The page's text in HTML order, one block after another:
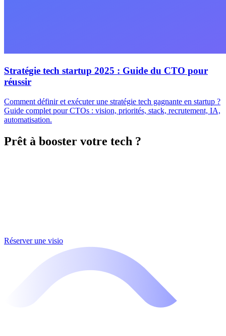
Stratégie tech startup 2025 : Guide du CTO pour
réussir
Comment définir et exécuter une stratégie tech gagnante en startup ?
Guide complet pour CTOs : vision, priorités, stack, recrutement, IA,
automatisation.
Prêt à booster votre tech ?
Réserver une visio